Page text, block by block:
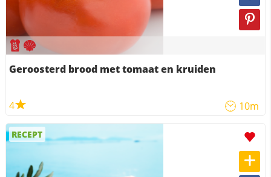
Geroosterd brood met tomaat en kruiden
4 10m
RECEPT